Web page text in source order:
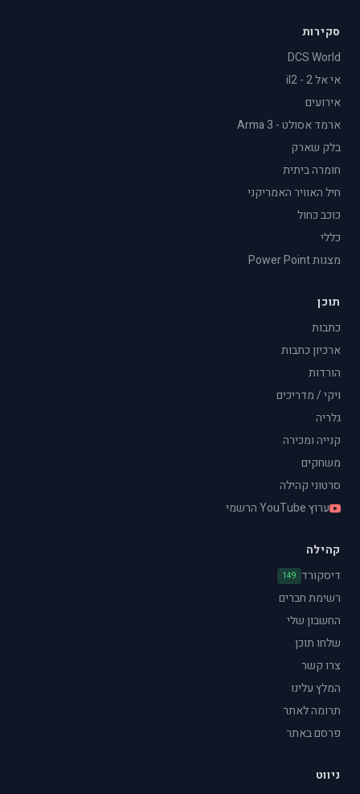
סקירות
DCS World
אי אל 2 - il2
אירועים
ארמד אסולט - Arma 3
בלק שארק
חומרה ביתית
חיל האוויר האמריקני
כוכב כחול
כללי
מצגות Power Point
תוכן
כתבות
ארכיון כתבות
הורדות
ויקי / מדריכים
גלריה
קנייה ומכירה
משחקים
סרטוני קהילה
ערוץ YouTube הרשמי
קהילה
דיסקורד 149
רשימת חברים
החשבון שלי
שלחו תוכן
צרו קשר
המלץ עלינו
תרומה לאתר
פרסם באתר
ניווט